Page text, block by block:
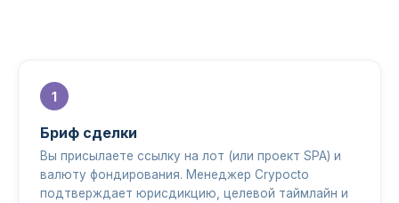
Бриф сделки
Вы присылаете ссылку на лот (или проект SPA) и
валюту фондирования. Менеджер Crypocto
подтверждает юрисдикцию, целевой таймлайн и